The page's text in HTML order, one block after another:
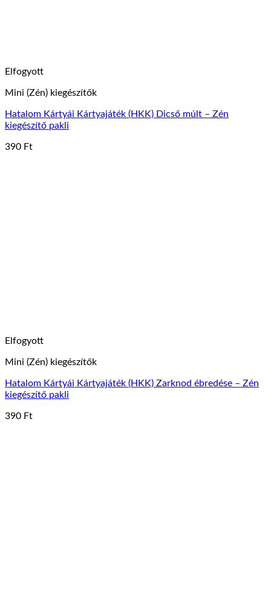
Elfogyott
Mini (Zén) kiegészítők
Hatalom Kártyái Kártyajáték (HKK) Dicső múlt – Zén
kiegészítő pakli
390 Ft
Elfogyott
Mini (Zén) kiegészítők
Hatalom Kártyái Kártyajáték (HKK) Zarknod ébredése – Zén
kiegészítő pakli
390 Ft